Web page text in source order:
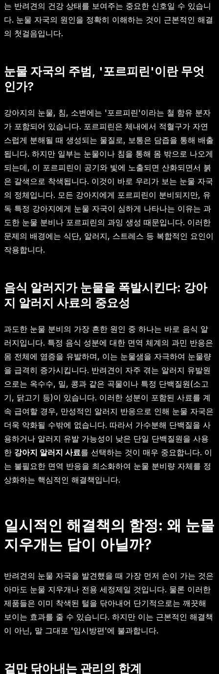
는 반려견의 건강 상태를 보여주는 중요한 신호일 수 있습니
다. 눈물 자국의 원인을 정확히 이해하는 것이 근본적인 해결
의 첫걸음입니다.
눈물 자국의 주범, '포르피린'이란 무엇
인가?
강아지의 눈물, 침, 소변에는 '포르피린'이라는 철 함유 분자
가 포함되어 있습니다. 포르피린은 체내에서 적혈구가 자연
스럽게 분해될 때 생성되는 물질로, 보통은 담즙을 통해 배출
됩니다. 하지만 일부는 눈물이나 침을 통해 몸 밖으로 나오게
되는데, 이 포르피린이 공기와 빛에 노출되면 산화되면서 붉
은 갈색으로 착색됩니다. 이것이 바로 우리가 보는 눈물 자국
의 정체입니다. 모든 강아지에게 포르피린이 분비되지만, 유
독 특정 강아지에게 눈물 자국이 심하게 나타나는 이유는 과
도한 눈물 분비나 포르피린의 과잉 생성 때문입니다. 이러한
문제의 배경에는 식단, 알러지, 스트레스 등 복합적인 요인이
작용합니다.
음식 알러지가 눈물을 폭발시킨다: 강아
지 알러지 사료의 중요성
과도한 눈물 분비의 가장 흔한 원인 중 하나는 바로 음식 알
러지입니다. 특정 음식 성분에 대한 면역 체계의 과민 반응은
몸 전체에 염증을 유발하며, 이는 눈물샘을 자극하여 눈물량
을 급격히 증가시킵니다. 반려견이 자주 겪는 알러지 유발원
으로는 옥수수, 밀, 콩과 같은 곡물이나 특정 단백질원(소고
기, 닭고기 등)이 있습니다. 이러한 성분이 포함된 사료를 계
속 급여할 경우, 만성적인 알러지 반응으로 인해 눈물 자국은
더욱 악화될 수밖에 없습니다. 따라서 가수분해 단백질을 사
용하거나 알러지 유발 가능성이 낮은 단일 단백질원을 사용
한 강아지 알러지 사료를 선택하는 것이 매우 중요합니다. 이
는 불필요한 면역 반응을 최소화하여 눈물 분비량 자체를 정
상화하는 핵심적인 해결책입니다.
일시적인 해결책의 함정: 왜 눈물
지우개는 답이 아닐까?
반려견의 눈물 자국을 발견했을 때 가장 먼저 손이 가는 것은
아마도 눈물 지우개나 전용 세정제일 것입니다. 물론 이러한
제품들은 이미 착색된 털을 닦아내어 단기적으로는 깨끗해
보이는 효과를 줄 수 있습니다. 하지만 이는 근본적인 해결책
이 아닌, 말 그대로 '임시방편'에 불과합니다.
겉만 닦아내는 관리의 한계